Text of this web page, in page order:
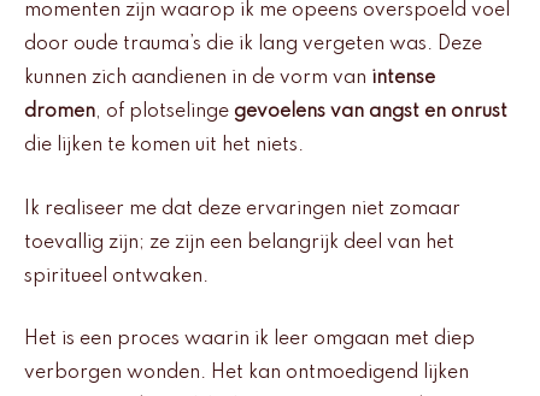
momenten zijn waarop ik me opeens overspoeld voel
door oude trauma’s die ik lang vergeten was. Deze
kunnen zich aandienen in de vorm van intense
dromen, of plotselinge gevoelens van angst en onrust
die lijken te komen uit het niets.
Ik realiseer me dat deze ervaringen niet zomaar
toevallig zijn; ze zijn een belangrijk deel van het
spiritueel ontwaken.
Het is een proces waarin ik leer omgaan met diep
verborgen wonden. Het kan ontmoedigend lijken